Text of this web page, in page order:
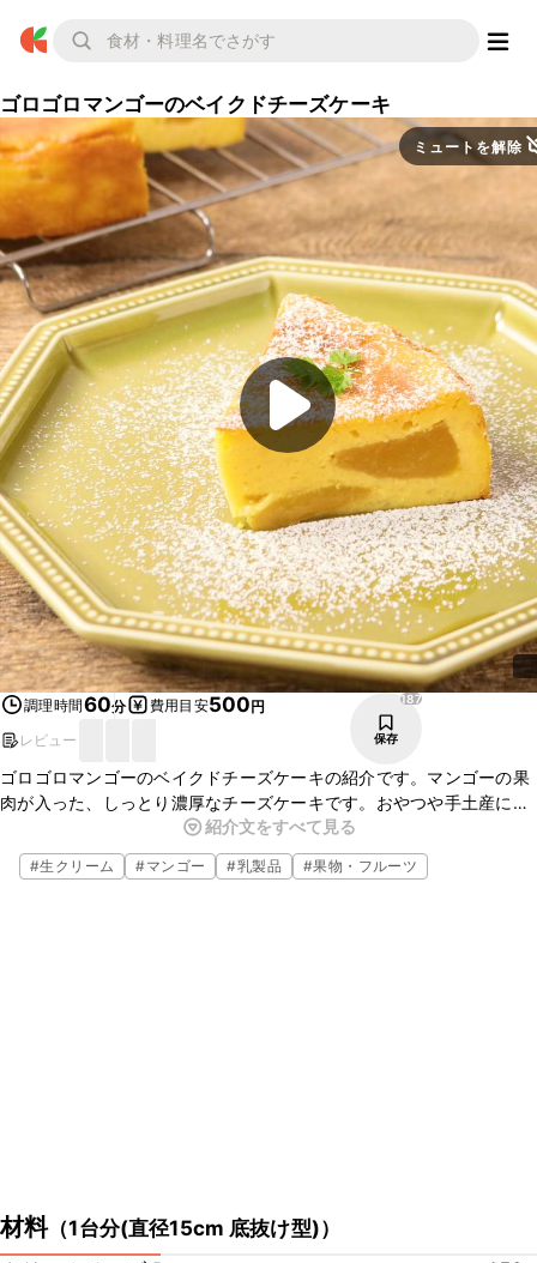
ゴロゴロマンゴーのベイクドチーズケーキ
ミュートを解除
調理時間60分 費用目安500円
レビュー
187
保存
ゴロゴロマンゴーのベイクドチーズケーキの紹介です。マンゴーの果
肉が入った、しっとり濃厚なチーズケーキです。おやつや手土産にも
おすすめですよ。混ぜて焼くだけの簡単レシピなので、ぜひ作ってみ
てくださいね。
紹介文をすべて見る
#生クリーム #マンゴー #乳製品 #果物・フルーツ
材料（1台分(直径15cm 底抜け型)）